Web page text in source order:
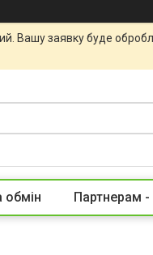
Вашу заявку буде
обмін Партнерам